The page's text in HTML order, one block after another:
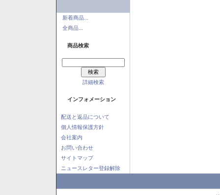
新着商品...
全商品...
商品検索
詳細検索
インフォメーション
配送と返品について
個人情報保護方針
会社案内
お問い合わせ
サイトマップ
ニュースレター登録解除